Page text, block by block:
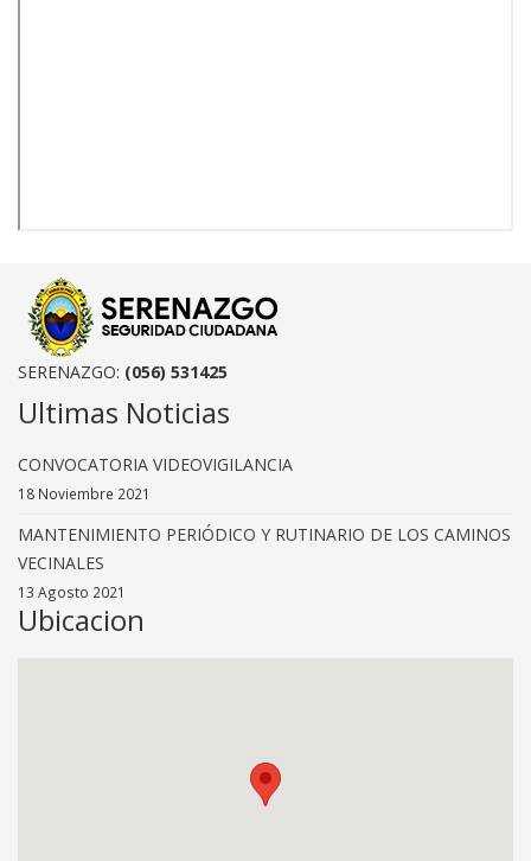
SERENAZGO: (056) 531425
Ultimas Noticias
CONVOCATORIA VIDEOVIGILANCIA
18 Noviembre 2021
MANTENIMIENTO PERIÓDICO Y RUTINARIO DE LOS CAMINOS
VECINALES
13 Agosto 2021
Ubicacion